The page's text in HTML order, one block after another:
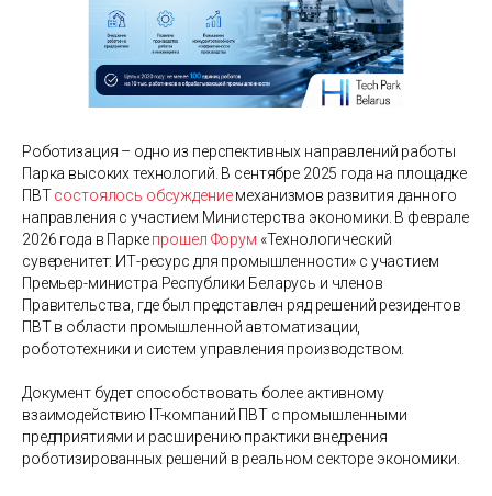
Роботизация – одно из перспективных направлений работы
Парка высоких технологий. В сентябре 2025 года на площадке
ПВТсостоялось обсуждениемеханизмов развития данного
направления с участием Министерства экономики. В феврале
2026 года в Паркепрошел Форум «Технологический
суверенитет: ИТ-ресурс для промышленности» с участием
Премьер-министра Республики Беларусь и членов
Правительства, где был представлен ряд решений резидентов
ПВТ в области промышленной автоматизации,
робототехники и систем управления производством.
Документ будет способствовать более активному
взаимодействию IT-компаний ПВТ с промышленными
предприятиями и расширению практики внедрения
роботизированных решений в реальном секторе экономики.